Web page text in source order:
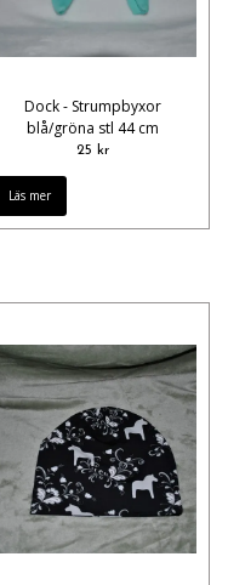
Dock - Strumpbyxor
blå/gröna stl 44 cm
25 kr
Läs mer